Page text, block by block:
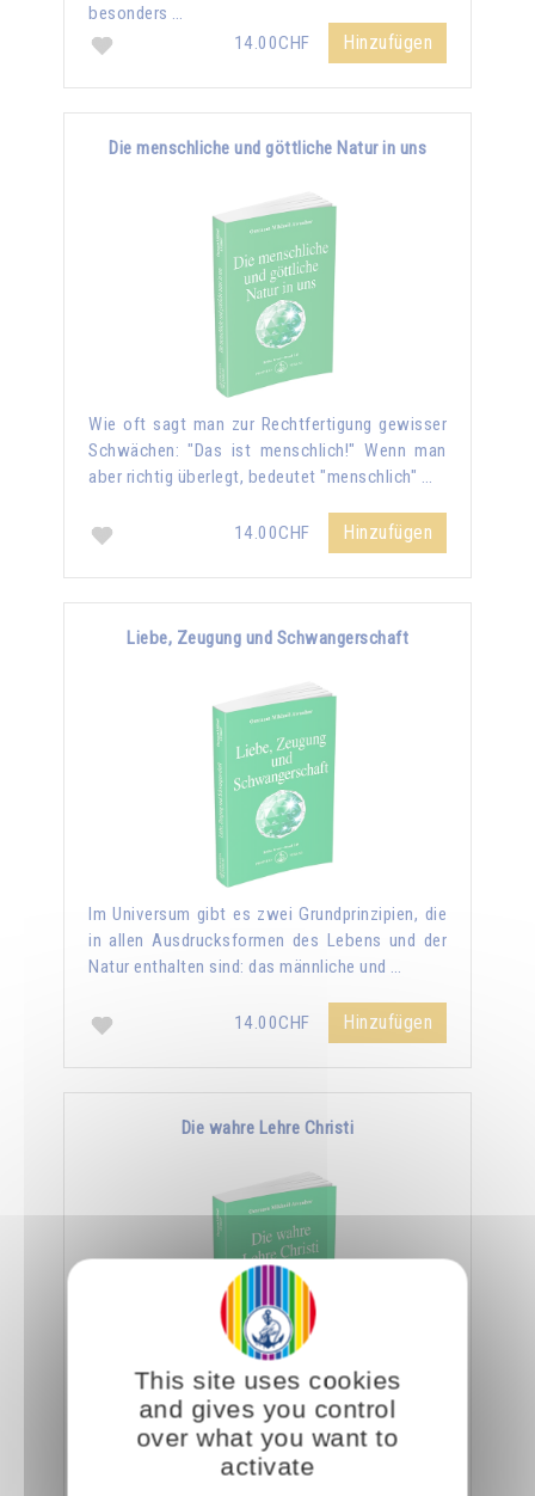
besonders …
14.00CHF
Hinzufügen
Die menschliche und göttliche Natur in uns
Wie oft sagt man zur Rechtfertigung gewisser
Schwächen: "Das ist menschlich!" Wenn man
aber richtig überlegt, bedeutet "menschlich" …
14.00CHF Hinzufügen
Liebe, Zeugung und Schwangerschaft
Im Universum gibt es zwei Grundprinzipien, die
in allen Ausdrucksformen des Lebens und der
Natur enthalten sind: das männliche und …
14.00CHF Hinzufügen
Die wahre Lehre Christi
Omraam Mikhaël Aïvanhov zufolge ist die
ganze Lehre Christi in den wenigen Zeilen des
Vaterunser enthalten. Er sagt: "Ein Eingeweihter
This site uses cookies
and gives you control
over what you want to
activate